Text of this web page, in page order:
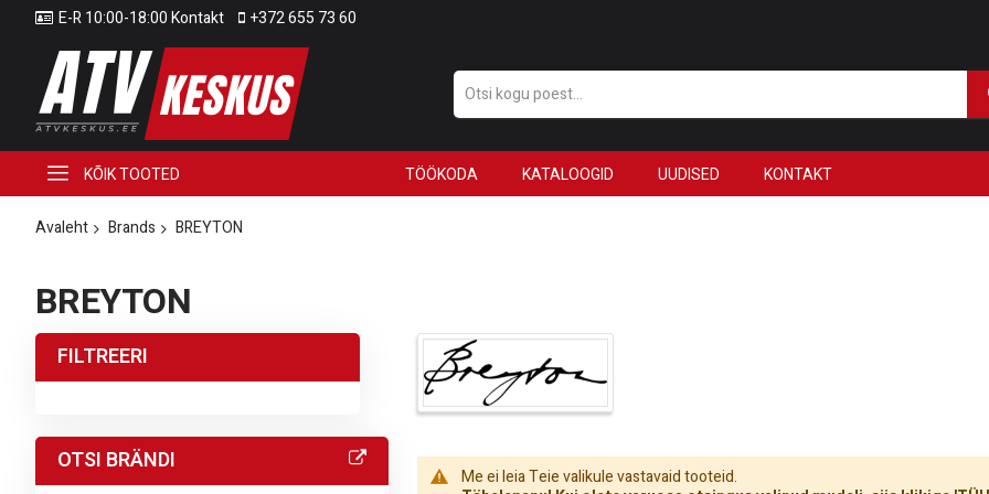
E-R 10:00-18:00 Kontakt +372 655 73 60
KÕIK TOOTED TÖÖKODA KATALOOGID UUDISED KONTAKT
Avaleht Brands BREYTON
BREYTON
Me ei leia Teie valikule vastavaid tooteid.
FILTREERI
OTSI BRÄNDI